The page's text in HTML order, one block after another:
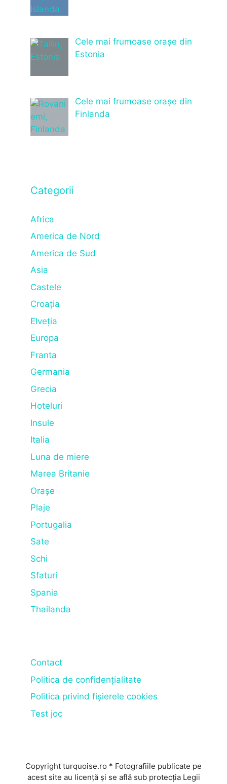
Cele mai frumoase orașe din
Estonia
Cele mai frumoase orașe din
Finlanda
Categorii
Africa
America de Nord
America de Sud
Asia
Castele
Croația
Elveția
Europa
Franta
Germania
Grecia
Hoteluri
Insule
Italia
Luna de miere
Marea Britanie
Orașe
Plaje
Portugalia
Sate
Schi
Sfaturi
Spania
Thailanda
Contact
Politica de confidențialitate
Politica privind fișierele cookies
Test joc
Copyright turquoise.ro * Fotografiile publicate pe
acest site au licență și se află sub protecția Legii